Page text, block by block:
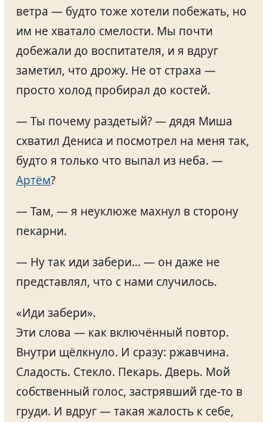
ветра — будто тоже хотели побежать, но
им не хватало смелости. Мы почти
добежали до воспитателя, и я вдруг
заметил, что дрожу. Не от страха —
просто холод пробирал до костей.
— Ты почему раздетый? — дядя Миша
схватил Дениса и посмотрел на меня так,
будто я только что выпал из неба. —
Артём?
— Там, — я неуклюже махнул в сторону
пекарни.
— Ну так иди забери… — он даже не
представлял, что с нами случилось.
«Иди забери».
Эти слова — как включённый повтор.
Внутри щёлкнуло. И сразу: ржавчина.
Сладость. Стекло. Пекарь. Дверь. Мой
собственный голос, застрявший где-то в
груди. И вдруг — такая жалость к себе,